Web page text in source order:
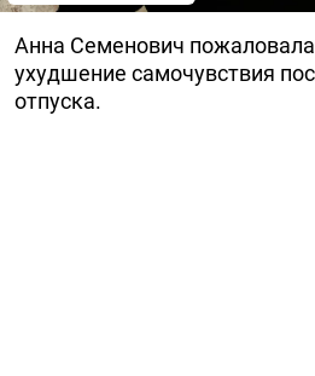
Анна Семенович
ухудшение самочувствия
отпуска.